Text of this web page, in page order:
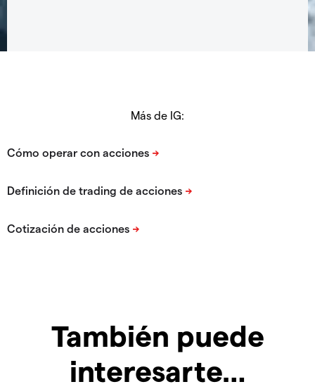
Más de IG:
También puede
interesarte…